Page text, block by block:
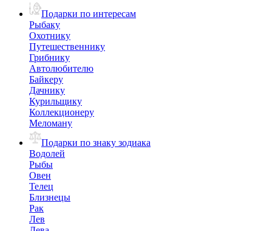
Подарки по интересам
Рыбаку
Охотнику
Путешественнику
Грибнику
Автолюбителю
Байкеру
Дачнику
Курильщику
Коллекционеру
Меломану
Подарки по знаку зодиака
Водолей
Рыбы
Овен
Телец
Близнецы
Рак
Лев